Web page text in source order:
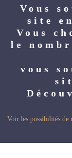
Vous
site
Vous
le
vous
Voir les possibilités de